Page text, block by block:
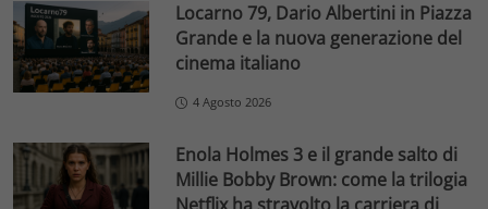
Locarno 79, Dario Albertini in Piazza
Grande e la nuova generazione del
cinema italiano
4 Agosto 2026
Enola Holmes 3 e il grande salto di
Millie Bobby Brown: come la trilogia